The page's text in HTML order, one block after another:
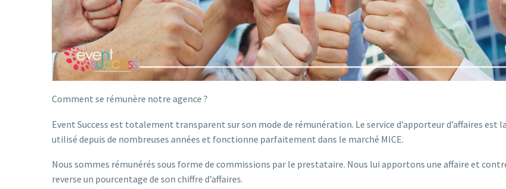
Comment se rémunère notre agence ?
Event Success est totalement transparent sur son mode de rémunération. Le service d’apporteur d’affaires est
utilisé depuis de nombreuses années et fonctionne parfaitement dans le marché MICE.
Nous sommes rémunérés sous forme de commissions par le prestataire. Nous lui apportons une affaire et
reverse un pourcentage de son chiffre d’affaires.